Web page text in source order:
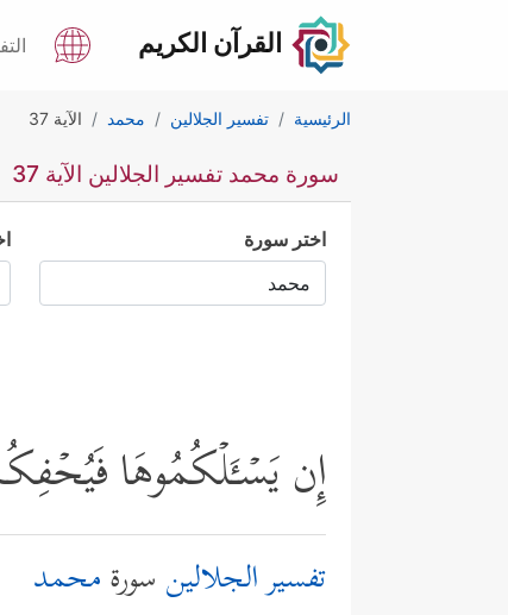
القرآن الكريم
الرئيسية تفسير الجلالين محمد الآية 37
سورة محمد تفسير الجلالين الآية 37
اختر سورة
إِن یَسۡـَٔلۡكُمُوهَا
تفسير الجلالين سورةمحمد